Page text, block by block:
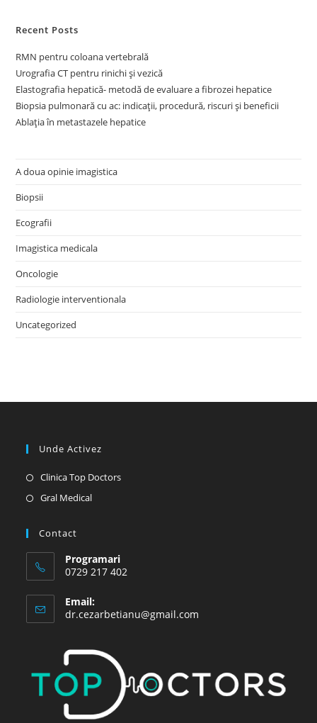
Recent Posts
RMN pentru coloana vertebrală
Urografia CT pentru rinichi și vezică
Elastografia hepatică- metodă de evaluare a fibrozei hepatice
Biopsia pulmonară cu ac: indicații, procedură, riscuri și beneficii
Ablația în metastazele hepatice
A doua opinie imagistica
Biopsii
Ecografii
Imagistica medicala
Oncologie
Radiologie interventionala
Uncategorized
Unde Activez
Clinica Top DoctorsOpens
Gral MedicalOpens
tab
Contact
Programari
0729 217 402
Email:
dr.cezarbetianu@gmail.com